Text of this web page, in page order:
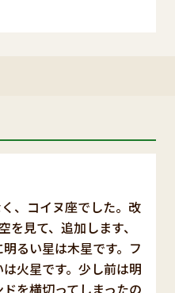
、コイヌ座でした。改
を見て、追加します、
るい星は木星です。フ
火星です。少し前は明
を横切ってしまったの